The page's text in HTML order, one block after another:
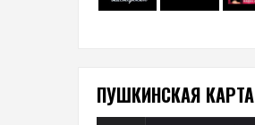
ПУШКИНСКАЯ КАРТА